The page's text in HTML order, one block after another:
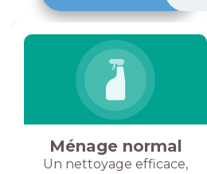
Ménage normal
Un nettoyage efficace,